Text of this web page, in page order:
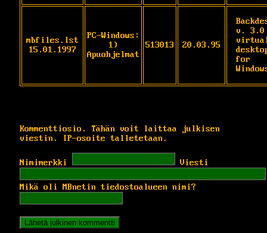
mbfiles.lst
15.01.1997
PC-Windows:
1)
Apuohjelmat
513013 20.03.95
v.
for
Kommenttiosio. Tähän voit laittaa julkisen
viestin. IP-osoite talletetaan.
Nimimerkki Viesti
Mikä oli MBnetin tiedostoalueen nimi?